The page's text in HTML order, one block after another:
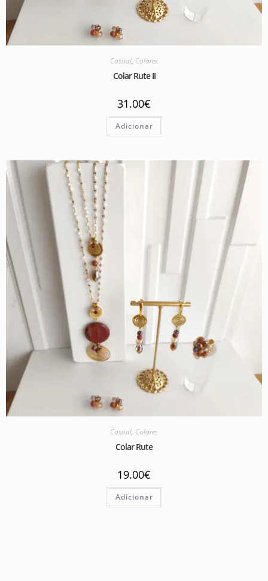
Casual, Colares
Colar Rute II
31.00€
Adicionar
Casual, Colares
Colar Rute
19.00€
Adicionar